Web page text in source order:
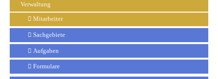
Verwaltung
Mitarbeiter
Sachgebiete
Aufgaben
Formulare